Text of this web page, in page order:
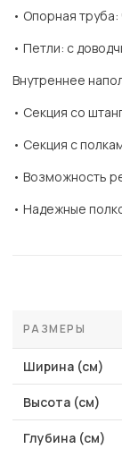
• Опорная
• Петли: с
Внутреннее
• Секция со
• Секция с
• Возможность
• Надежные
РАЗМЕРЫ
Ширина (см)
Высота (см)
Глубина (см)